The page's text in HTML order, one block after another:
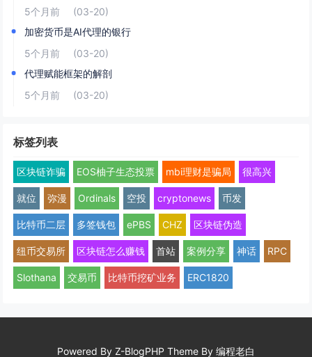
5个月前
(03-20)
加密货币是AI代理的银行
5个月前
(03-20)
代理赋能框架的解剖
5个月前
(03-20)
标签列表
区块链诈骗 EOS柚子生态投票 mbi理财是骗局 很高兴
就位 弥漫 Ordinals 空投 cryptonews 币发
比特币二层 多签钱包 ePBS CHZ 区块链伪造
纽币交易所 区块链怎么赚钱 首站 案例分享 神话 RPC
Slothana 交易币 比特币挖矿业务 ERC1820
Powered By Z-BlogPHP Theme By 编程老白